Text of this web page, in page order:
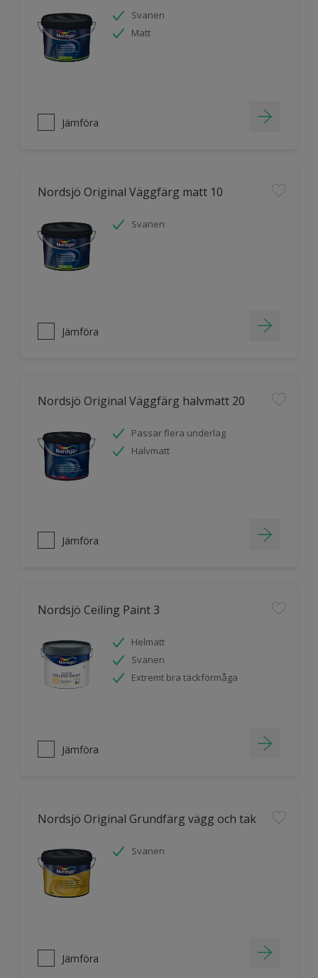
Svanen
Matt
Jämföra
Nordsjö Original Väggfärg matt 10
Svanen
Jämföra
Nordsjö Original Väggfärg halvmatt 20
Passar flera underlag
Halvmatt
Jämföra
Nordsjö Ceiling Paint 3
Helmatt
Svanen
Extremt bra täckförmåga
Jämföra
Nordsjö Original Grundfärg vägg och tak
Svanen
Jämföra